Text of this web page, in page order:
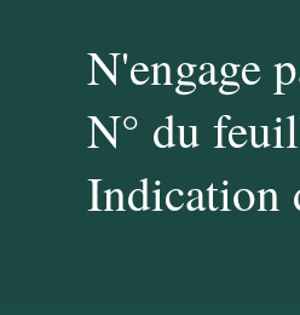
N'engage
N° du
Indication